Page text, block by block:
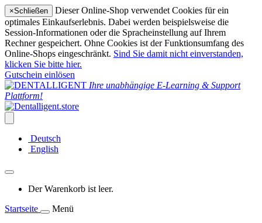
×Schließen
Dieser Online-Shop verwendet Cookies für ein
optimales Einkaufserlebnis. Dabei werden beispielsweise die
Session-Informationen oder die Spracheinstellung auf Ihrem
Rechner gespeichert. Ohne Cookies ist der Funktionsumfang des
Online-Shops eingeschränkt. Sind Sie damit nicht einverstanden,
klicken Sie bitte hier.
Gutschein einlösen
Ihre unabhängige E-Learning & Support
Plattform!
Deutsch
English
Der Warenkorb ist leer.
Startseite
Menü